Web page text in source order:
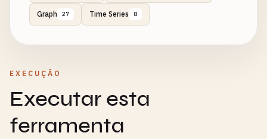
Graph 27 Time Series 8
EXECUÇÃO
Executar esta
ferramenta